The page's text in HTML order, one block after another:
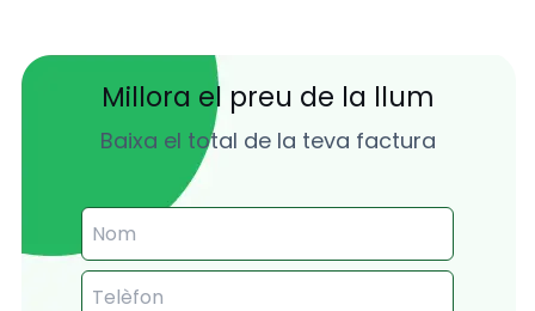
Millora el preu de la llum
Baixa el total de la teva factura